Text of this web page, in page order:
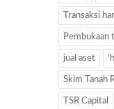
Transaksi
Pembukaan
jual aset
Skim Tanah
TSR Capital